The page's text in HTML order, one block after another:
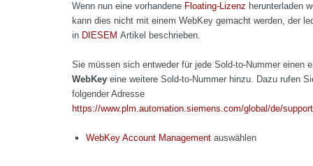
Wenn nun eine vorhandene Floating-Lizenz herunterladen
kann dies nicht mit einem WebKey gemacht werden, der
in DIESEM Artikel beschrieben.
Sie müssen sich entweder für jede Sold-to-Nummer einen
WebKey eine weitere Sold-to-Nummer hinzu. Dazu rufen
folgender Adresse
https://www.plm.automation.siemens.com/global/de/
WebKey Account Management auswählen